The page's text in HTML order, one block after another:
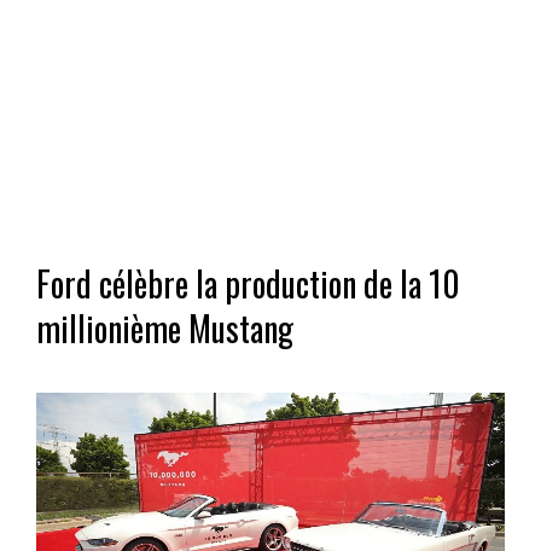
Ford célèbre la production de la 10
millionième Mustang